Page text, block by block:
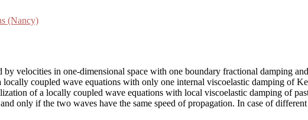
(Nancy)
velocities in one-dimensional space with one boundary fractional damping
coupled wave equations with only one internal viscoelastic damping of
of a locally coupled wave equations with local viscoelastic damping of
only if the two waves have the same speed of propagation. In case of